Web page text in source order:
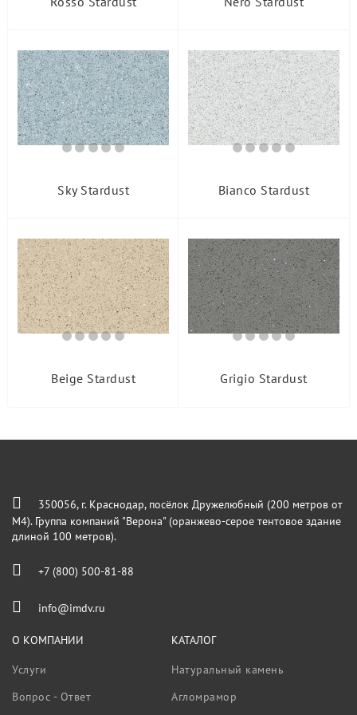
Sky Stardust Bianco Stardust
Beige Stardust Grigio Stardust
350056, г. Краснодар, посёлок Дружелюбный (200 метров от
М4). Группа компаний "Верона" (оранжево-серое тентовое здание
длиной 100 метров).
+7 (800) 500-81-88
info@imdv.ru
О КОМПАНИИ
Услуги
Вопрос - Ответ
КАТАЛОГ
Натуральный камень
Агломрамор